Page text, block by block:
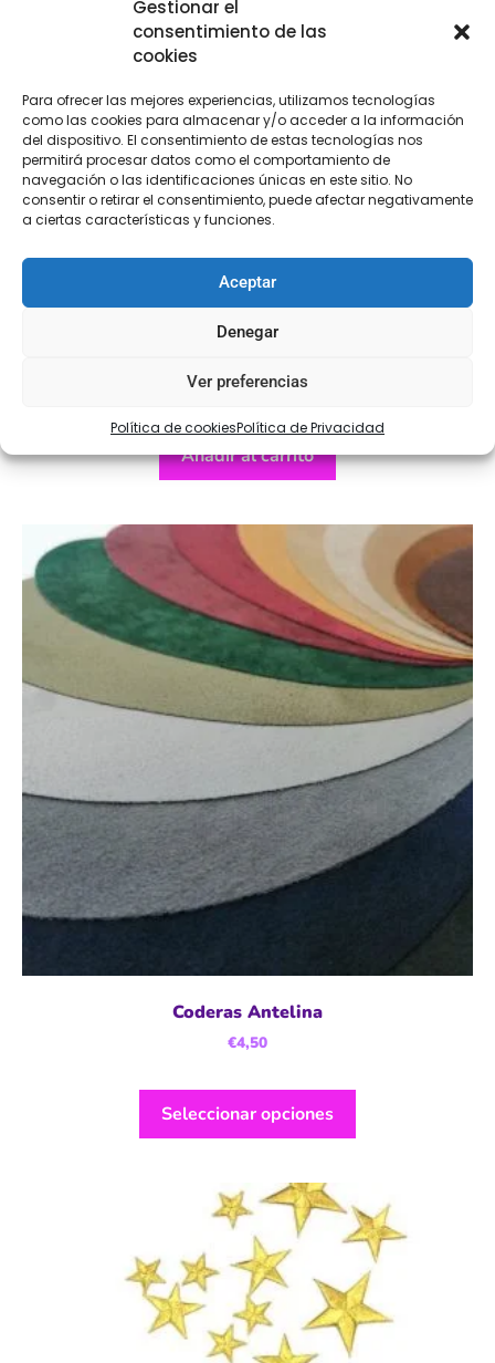
Gestionar el
consentimiento de las
cookies
Para ofrecer las mejores experiencias, utilizamos tecnologías
como las cookies para almacenar y/o acceder a la información
del dispositivo. El consentimiento de estas tecnologías nos
permitirá procesar datos como el comportamiento de
navegación o las identificaciones únicas en este sitio. No
consentir o retirar el consentimiento, puede afectar negativamente
a ciertas características y funciones.
Aceptar
Denegar
Ver preferencias
Política de cookiesPolítica de Privacidad
€9,95
Añadir al carrito
Coderas Antelina
€4,50
Seleccionar opciones